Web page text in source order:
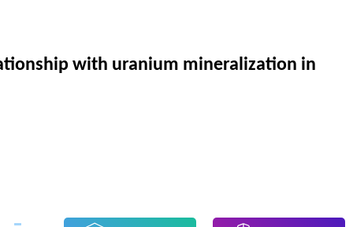
with uranium mineralization in